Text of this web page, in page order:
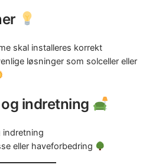
skal installeres korrekt
løsninger som solceller eller
indretning
indretning
eller haveforbedring